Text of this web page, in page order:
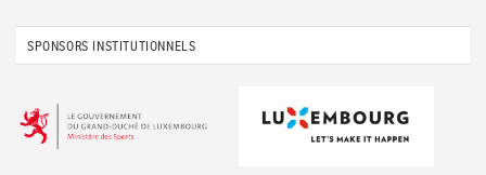
SPONSORS INSTITUTIONNELS